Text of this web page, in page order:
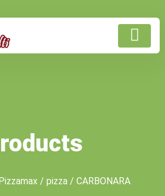
/ pizza/ CARBONARA